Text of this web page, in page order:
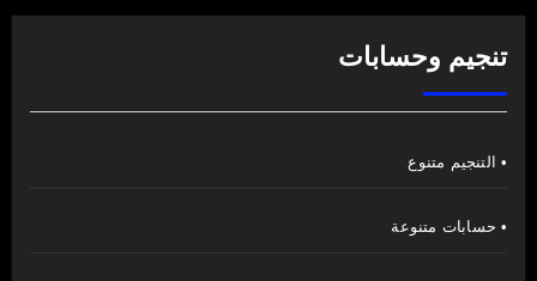
تنجيم وحسابات
• التنجيم متنوع
• حسابات متنوعة